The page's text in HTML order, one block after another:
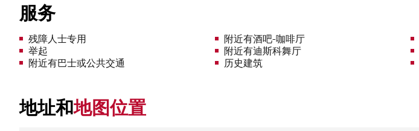
服务
残障人士专用
举起
附近有巴士或公共交通
附近有酒吧-咖啡厅
附近有迪斯科舞厅
历史建筑
地址和地图位置